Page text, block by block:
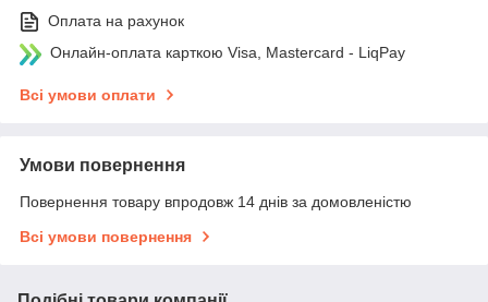
Оплата на рахунок
Онлайн-оплата карткою Visa, Mastercard - LiqPay
Всі умови оплати
Умови повернення
Повернення товару впродовж 14 днів за домовленістю
Всі умови повернення